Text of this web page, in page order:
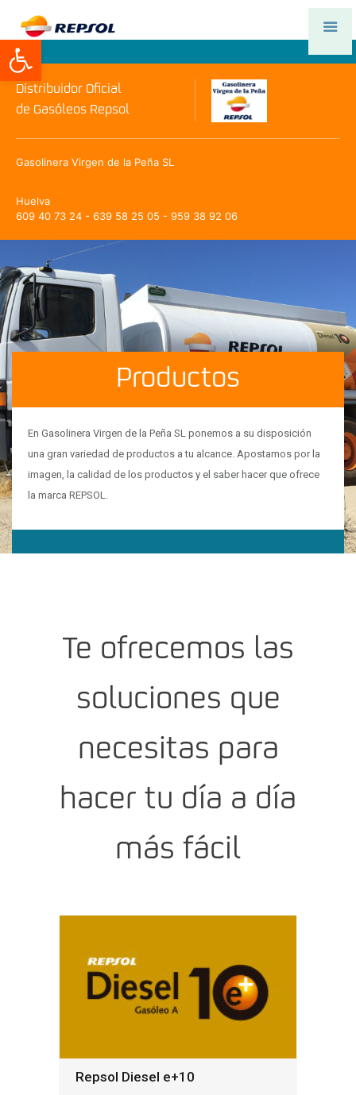
Abrir barra de herramientas
Distribuidor Oficial
de Gasóleos Repsol
Gasolinera Virgen de la Peña SL
Huelva
609 40 73 24 - 639 58 25 05 - 959 38 92 06
Productos
En Gasolinera Virgen de la Peña SL ponemos a su disposición
una gran variedad de productos a tu alcance. Apostamos por la
imagen, la calidad de los productos y el saber hacer que ofrece
la marca REPSOL.
Te ofrecemos las
soluciones que
necesitas para
hacer tu día a día
más fácil
Repsol Diesel e+10